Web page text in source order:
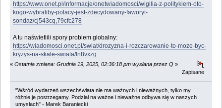
https://www.onet.pl/informacje/onetwiadomosci/wigilia-z-politykiem-oto-
kogo-wybraliby-polacy-jest-zdecydowany-faworyt-
sondaz/cj543cq,79cfc278
A tu naświetlili spory problem globalny:
https://wiadomosci.onet.pl/swiat/drozyzna-i-rozczarowanie-to-moze-byc-
kryzys-na-skale-swiata/ln8vxzg
« Ostatnia zmiana: Grudnia 19, 2025, 02:36:18 pm wysłana przez Q »
Zapisane
"Wśród wydarzeń wszechświata nie ma ważnych i nieważnych, tylko my
różnie je postrzegamy. Podział na ważne i nieważne odbywa się w naszych
umysłach" - Marek Baraniecki